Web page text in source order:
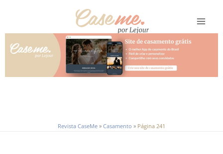
conteúdo
Revista CaseMe » Casamento » Página 241